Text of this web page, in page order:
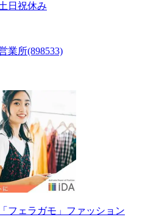
日祝休み
業所(898533)
フェラガモ」ファッション